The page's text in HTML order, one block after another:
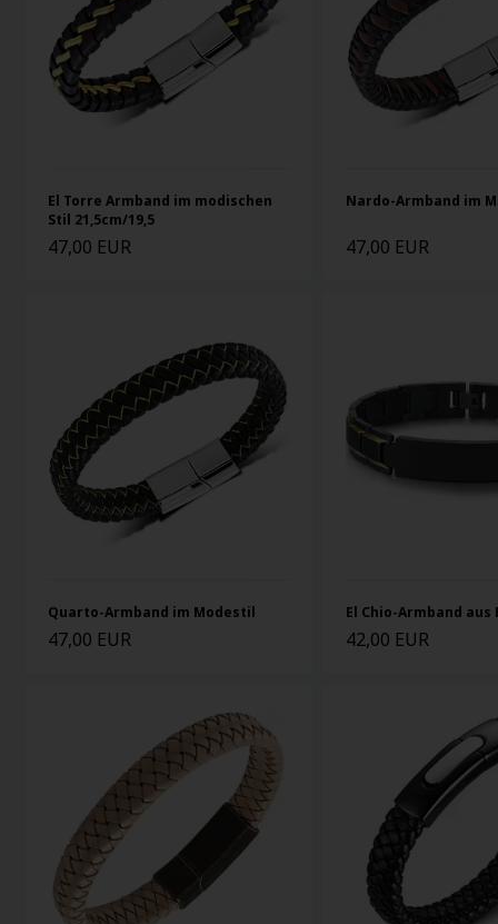
El Torre Armband im modischen
Stil 21,5cm/19,5
47,00 EUR
Nardo-Armband im
47,00 EUR
Quarto-Armband im Modestil
47,00 EUR
El Chio-Armband
42,00 EUR